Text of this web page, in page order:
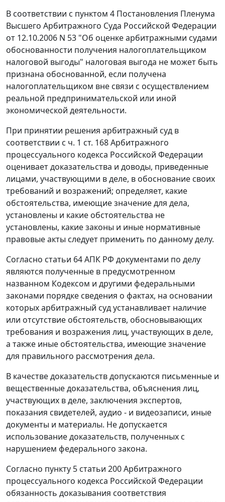
В соответствии с пунктом 4 Постановления Пленума
Высшего Арбитражного Суда Российской Федерации
от 12.10.2006 N 53 "Об оценке арбитражными судами
обоснованности получения налогоплательщиком
налоговой выгоды" налоговая выгода не может быть
признана обоснованной, если получена
налогоплательщиком вне связи с осуществлением
реальной предпринимательской или иной
экономической деятельности.
При принятии решения арбитражный суд в
соответствии с ч. 1 ст. 168Арбитражного
процессуального кодекса Российской Федерации
оценивает доказательства и доводы, приведенные
лицами, участвующими в деле, в обоснование своих
требований и возражений; определяет, какие
обстоятельства, имеющие значение для дела,
установлены и какие обстоятельства не
установлены, какие законы и иные нормативные
правовые акты следует применить по данному делу.
Согласно статьи 64АПК РФ документами по делу
являются полученные в предусмотренном
названном Кодексом и другими федеральными
законами порядке сведения о фактах, на основании
которых арбитражный суд устанавливает наличие
или отсутствие обстоятельств, обосновывающих
требования и возражения лиц, участвующих в деле,
а также иные обстоятельства, имеющие значение
для правильного рассмотрения дела.
В качестве доказательств допускаются письменные и
вещественные доказательства, объяснения лиц,
участвующих в деле, заключения экспертов,
показания свидетелей, аудио - и видеозаписи, иные
документы и материалы. Не допускается
использование доказательств, полученных с
нарушением федерального закона.
Согласно пункту 5 статьи 200Арбитражного
процессуального кодекса Российской Федерации
обязанность доказывания соответствия